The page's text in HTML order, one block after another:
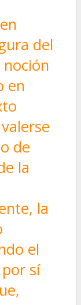
del
en
de
la
la
el
sí